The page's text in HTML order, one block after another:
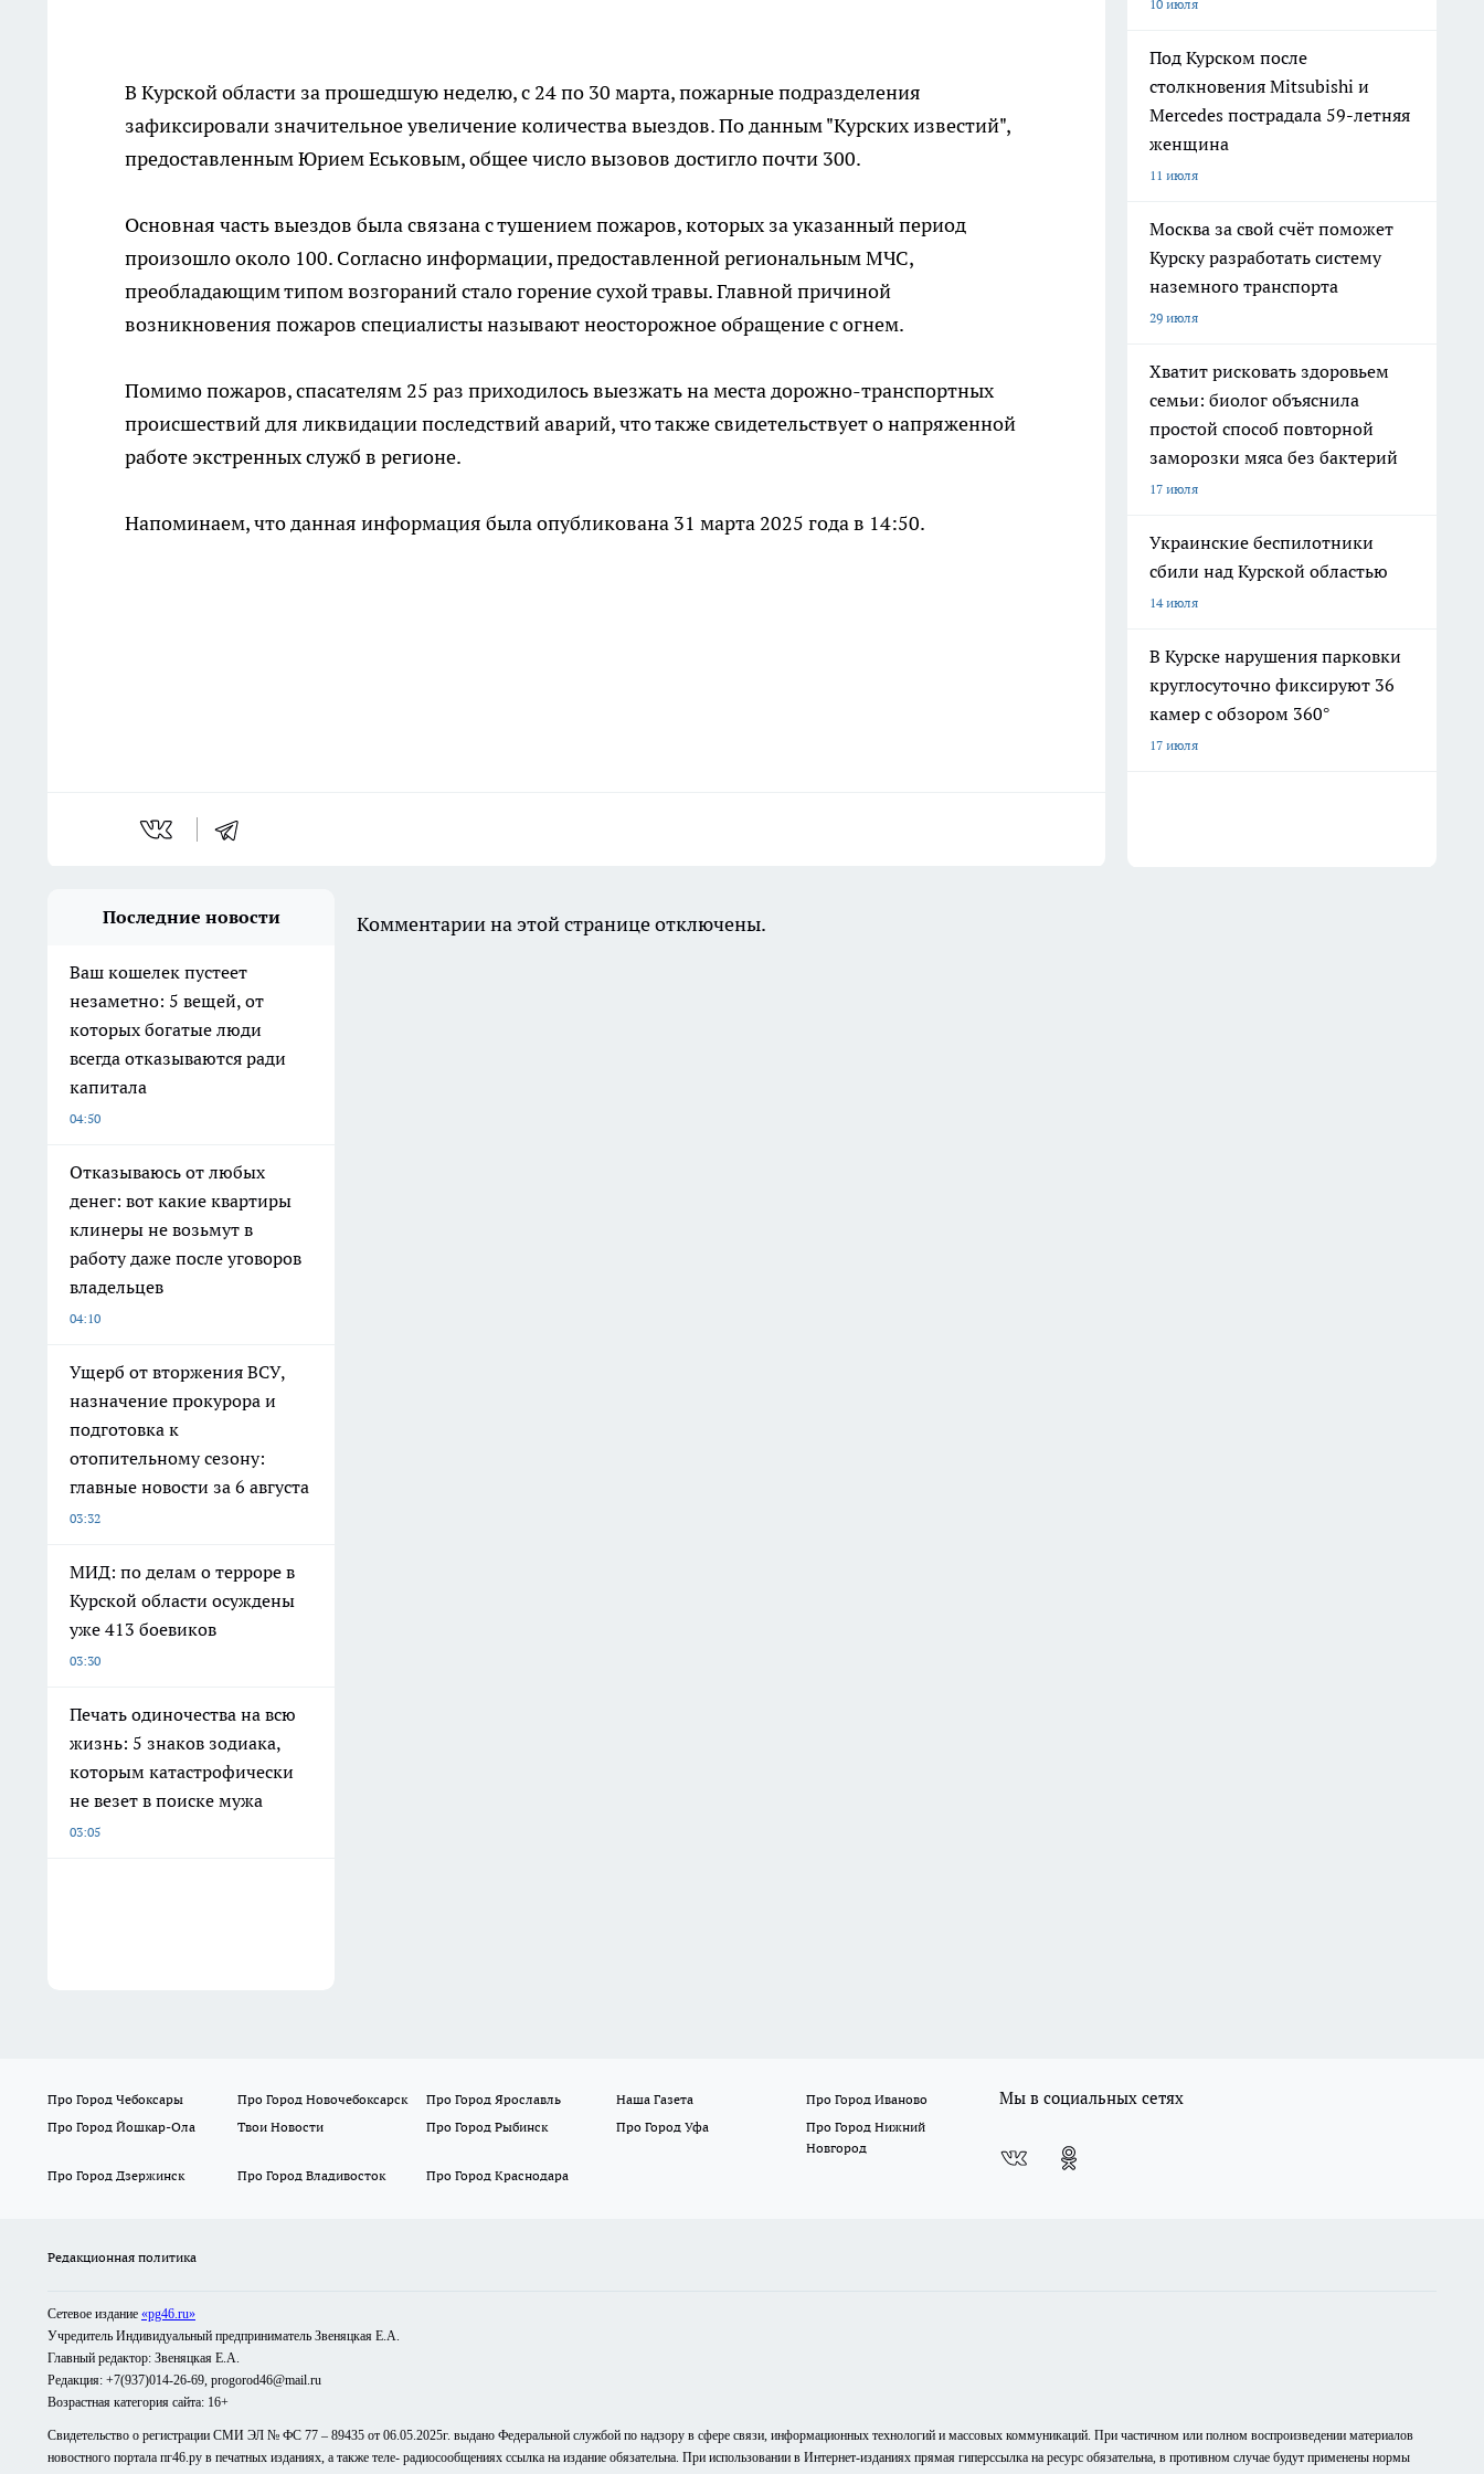
В Курской области за прошедшую неделю, с 24 по 30 марта, пожарные подразделения
зафиксировали значительное увеличение количества выездов. По данным "Курских известий",
предоставленным Юрием Еськовым, общее число вызовов достигло почти 300.
Основная часть выездов была связана с тушением пожаров, которых за указанный период
произошло около 100. Согласно информации, предоставленной региональным МЧС,
преобладающим типом возгораний стало горение сухой травы. Главной причиной
возникновения пожаров специалисты называют неосторожное обращение с огнем.
Помимо пожаров, спасателям 25 раз приходилось выезжать на места дорожно-транспортных
происшествий для ликвидации последствий аварий, что также свидетельствует о напряженной
работе экстренных служб в регионе.
Напоминаем, что данная информация была опубликована 31 марта 2025 года в 14:50.
10 июля
Под Курском после
столкновения Mitsubishi и
Mercedes пострадала 59-летняя
женщина
11 июля
Москва за свой счёт поможет
Курску разработать систему
наземного транспорта
29 июля
Хватит рисковать здоровьем
семьи: биолог объяснила
простой способ повторной
заморозки мяса без бактерий
17 июля
Украинские беспилотники
сбили над Курской областью
14 июля
В Курске нарушения парковки
круглосуточно фиксируют 36
камер с обзором 360°
17 июля
Последние новости
Ваш кошелек пустеет
незаметно: 5 вещей, от
которых богатые люди
всегда отказываются ради
капитала
04:50
Отказываюсь от любых
денег: вот какие квартиры
клинеры не возьмут в
работу даже после уговоров
владельцев
04:10
Ущерб от вторжения ВСУ,
назначение прокурора и
подготовка к
отопительному сезону:
главные новости за 6 августа
03:32
МИД: по делам о терроре в
Курской области осуждены
уже 413 боевиков
03:30
Печать одиночества на всю
жизнь: 5 знаков зодиака,
которым катастрофически
не везет в поиске мужа
03:05
Комментарии на этой странице отключены.
Про Город Чебоксары Про Город Новочебоксарск Про Город Ярославль Наша Газета
Про Город Иваново
Про Город Йошкар-Ола
Твои Новости Про Город Рыбинск Про Город Уфа
Про Город Нижний
Новгород
Про Город Дзержинск
Про Город Владивосток Про Город Краснодара
Мы в социальных сетях
Редакционная политика
Сетевое издание «pg46.ru»
Учредитель Индивидуальный предприниматель Звеняцкая Е.А.
Главный редактор: Звеняцкая Е.А.
Редакция: +7(937)014-26-69, progorod46@mail.ru
Возрастная категория сайта: 16+
Свидетельство о регистрации СМИ ЭЛ № ФС 77 – 89435 от 06.05.2025г. выдано Федеральной службой по надзору в сфере связи, информационных технологий и массовых коммуникаций. При частичном или полном воспроизведении материалов
новостного портала пг46.ру в печатных изданиях, а также теле- радиосообщениях ссылка на издание обязательна. При использовании в Интернет-изданиях прямая гиперссылка на ресурс обязательна, в противном случае будут применены нормы